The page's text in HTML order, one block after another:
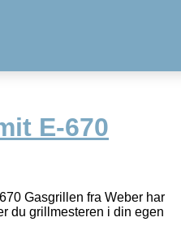
E-670
Gasgrillen fra Weber har
du grillmesteren i din egen